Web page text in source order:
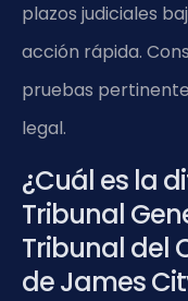
plazos judiciales
acción rápida.
pruebas
legal.
¿Cuál es la
Tribunal
Tribunal del
de James